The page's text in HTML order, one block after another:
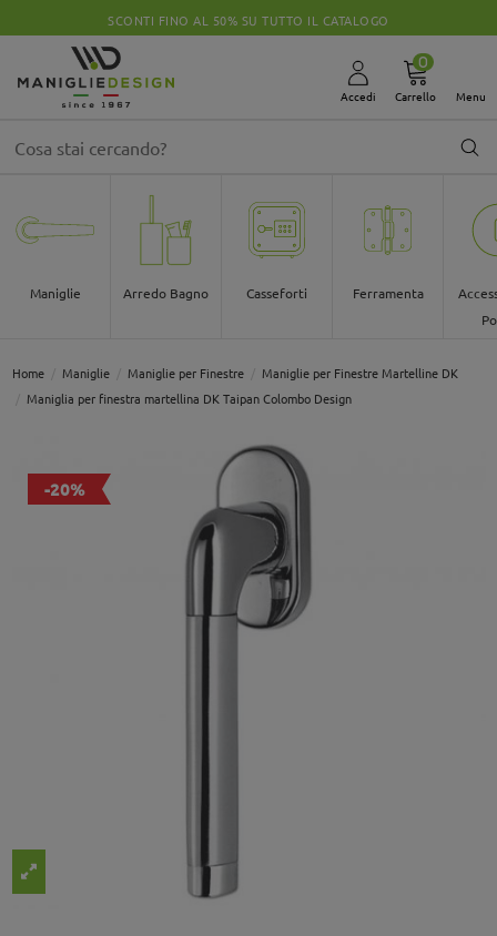
SCONTI FINO AL 50% SU TUTTO IL CATALOGO
Accedi
0
Carrello Menu
Maniglie Arredo Bagno Casseforti Ferramenta
Home Maniglie Maniglie per Finestre
Maniglie per Finestre Martelline DK
Maniglia per finestra martellina DK Taipan Colombo Design
-20%